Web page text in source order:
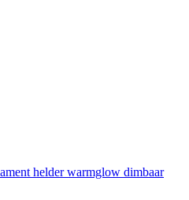
helder warmglow dimbaar